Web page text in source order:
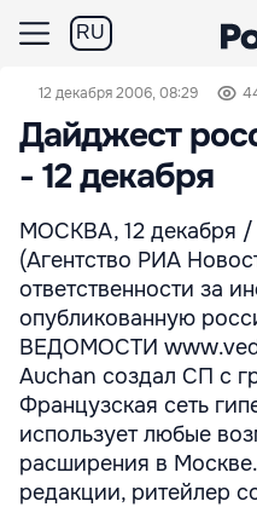
RU
12 декабря 2006, 08:29
Дайджест
- 12 декабря
МОСКВА, 12 декабря
(Агентство РИА
ответственности за
опубликованную
ВЕДОМОСТИ
Auchan создал СП с
Французская сеть
использует любые
расширения в
редакции, ритейлер